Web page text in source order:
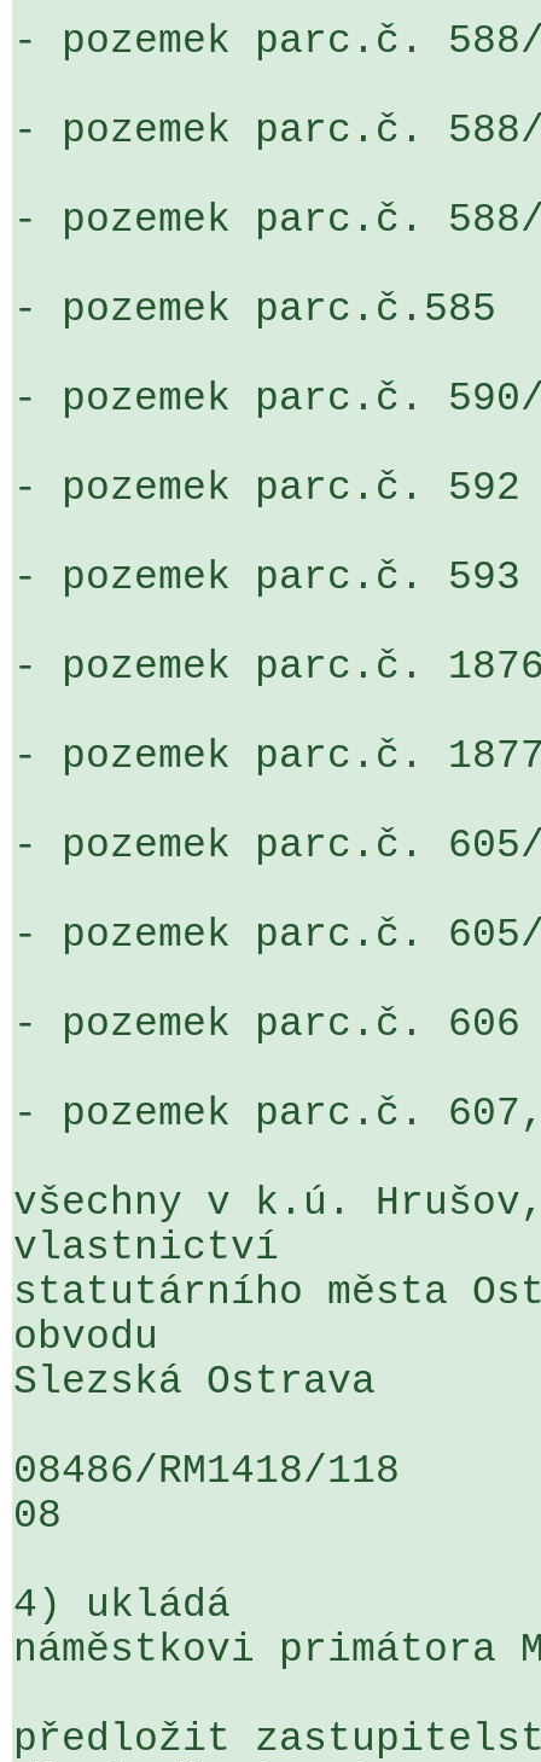
- pozemek parc.č.
- pozemek parc.č.
- pozemek parc.č.
- pozemek parc.č.585
- pozemek parc.č.
- pozemek parc.č. 592
- pozemek parc.č. 593
- pozemek parc.č.
- pozemek parc.č.
- pozemek parc.č.
- pozemek parc.č.
- pozemek parc.č. 606
- pozemek parc.č.
všechny v k.ú.
vlastnictví
statutárního města
obvodu
Slezská Ostrava
08486/RM1418/
08
4) ukládá
náměstkovi primátora
předložit